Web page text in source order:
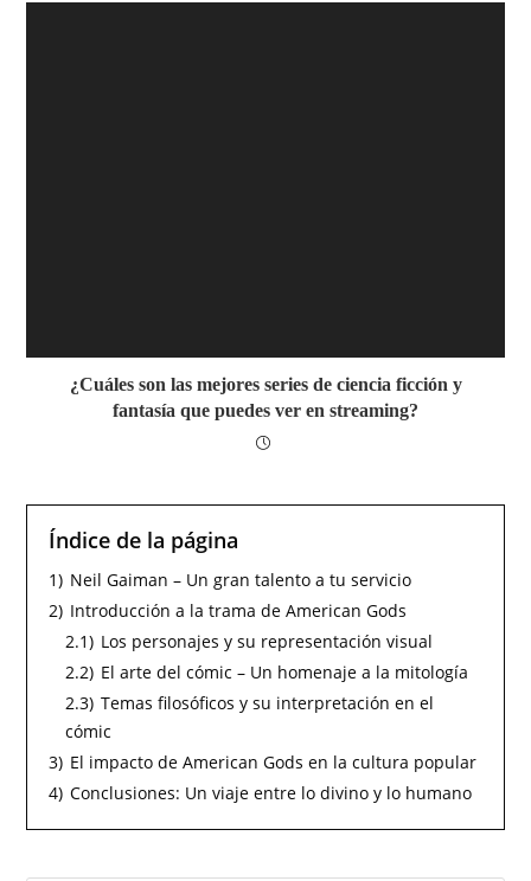
¿Cuáles son las mejores series de ciencia ficción y
fantasía que puedes ver en streaming?
Índice de la página
1) Neil Gaiman – Un gran talento a tu servicio
2) Introducción a la trama de American Gods
2.1) Los personajes y su representación visual
2.2) El arte del cómic – Un homenaje a la mitología
2.3) Temas filosóficos y su interpretación en el
cómic
3) El impacto de American Gods en la cultura popular
4) Conclusiones: Un viaje entre lo divino y lo humano